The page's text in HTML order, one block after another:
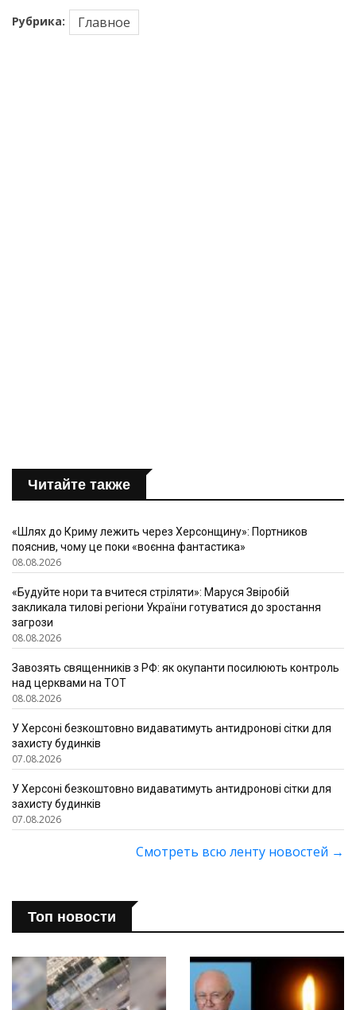
Рубрика: Главное
Читайте также
«Шлях до Криму лежить через Херсонщину»: Портников
пояснив, чому це поки «воєнна фантастика»
08.08.2026
«Будуйте нори та вчитеся стріляти»: Маруся Звіробій
закликала тилові регіони України готуватися до зростання
загрози
08.08.2026
Завозять священників з РФ: як окупанти посилюють контроль
над церквами на ТОТ
08.08.2026
У Херсоні безкоштовно видаватимуть антидронові сітки для
захисту будинків
07.08.2026
У Херсоні безкоштовно видаватимуть антидронові сітки для
захисту будинків
07.08.2026
Смотреть всю ленту новостей →
Топ новости